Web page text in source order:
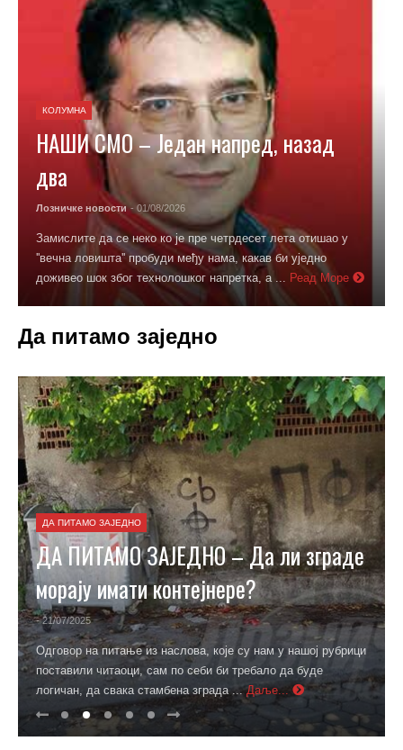
КОЛУМНА
НАШИ СМО – Један напред, назад
два
Лозничке новости - 01/08/2026
Замислите да се неко ко је пре четрдесет лета отишао у
''вечна ловишта'' пробуди међу нама, какав би уједно
доживео шок због технолошког напретка, а ... Реад Море
Да питамо заједно
ДА ПИТАМО ЗАЈЕДНО
ДА ПИТАМО ЗАЈЕДНО – Да ли зграде
морају имати контејнере?
- 21/07/2025
Одговор на питање из наслова, које су нам у нашој рубрици
поставили читаоци, сам по себи би требало да буде
логичан, да свака стамбена зграда ... Даље...